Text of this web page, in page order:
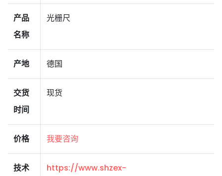
产品
名称
光栅尺
产地 德国
交货
时间
现货
价格 我要咨询
技术
https://www.shzex-